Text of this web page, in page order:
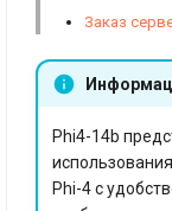
Заказ
Phi4-14b
Phi-4 с